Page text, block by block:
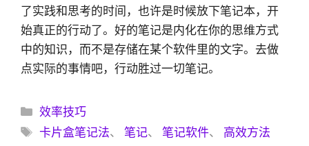
了实践和思考的时间，也许是时候放下笔记本，开
始真正的行动了。好的笔记是内化在你的思维方式
中的知识，而不是存储在某个软件里的文字。去做
点实际的事情吧，行动胜过一切笔记。
分
类
效率技巧
标
卡片盒笔记法、笔记、笔记软件、 高效方法